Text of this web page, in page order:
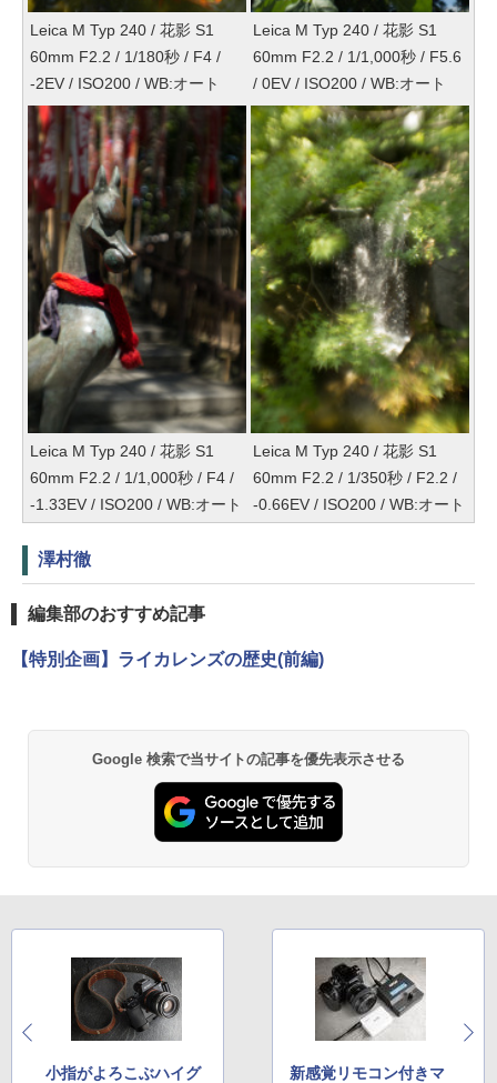
Leica M Typ 240 / 花影 S1
60mm F2.2 / 1/180秒 / F4 /
-2EV / ISO200 / WB:オート
Leica M Typ 240 / 花影 S1
60mm F2.2 / 1/1,000秒 / F5.6
/ 0EV / ISO200 / WB:オート
Leica M Typ 240 / 花影 S1
60mm F2.2 / 1/1,000秒 / F4 /
-1.33EV / ISO200 / WB:オート
Leica M Typ 240 / 花影 S1
60mm F2.2 / 1/350秒 / F2.2 /
-0.66EV / ISO200 / WB:オート
澤村徹
編集部のおすすめ記事
【特別企画】ライカレンズの歴史(前編)
Google 検索で当サイトの記事を優先表示させる
小指がよろこぶハイグ
新感覚リモコン付きマ